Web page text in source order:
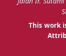
This work